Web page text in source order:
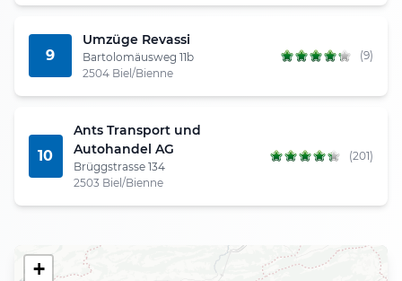
9
Umzüge Revassi
Bartolomäusweg 11b
2504 Biel/Bienne
(9)
10
Ants Transport und
Autohandel AG
Brüggstrasse 134
2503 Biel/Bienne
(201)
+